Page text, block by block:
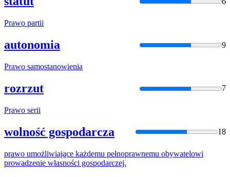
Prawo partii
autonomia 9
Prawo samostanowienia
rozrzut 7
Prawo serii
wolność gospodarcza 18
prawo umożliwiające każdemu pełnoprawnemu obywatelowi
prowadzenie własności gospodarczej.